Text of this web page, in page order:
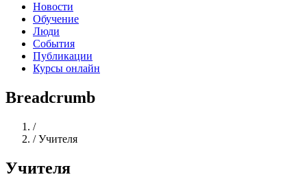
Новости
Обучение
Люди
События
Публикации
Курсы онлайн
Breadcrumb
/Home
/ Учителя
Учителя